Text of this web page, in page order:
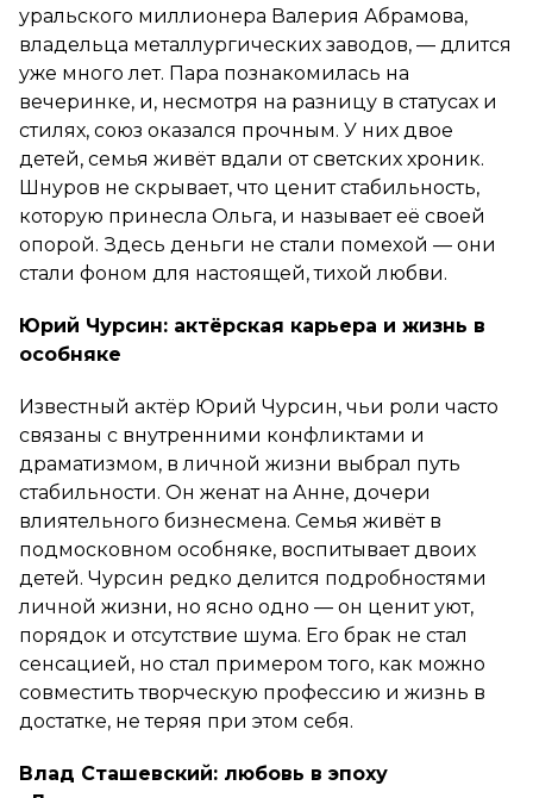
уральского миллионера Валерия Абрамова,
владельца металлургических заводов, — длится
уже много лет. Пара познакомилась на
вечеринке, и, несмотря на разницу в статусах и
стилях, союз оказался прочным. У них двое
детей, семья живёт вдали от светских хроник.
Шнуров не скрывает, что ценит стабильность,
которую принесла Ольга, и называет её своей
опорой. Здесь деньги не стали помехой — они
стали фоном для настоящей, тихой любви.
Юрий Чурсин: актёрская карьера и жизнь в
особняке
Известный актёр Юрий Чурсин, чьи роли часто
связаны с внутренними конфликтами и
драматизмом, в личной жизни выбрал путь
стабильности. Он женат на Анне, дочери
влиятельного бизнесмена. Семья живёт в
подмосковном особняке, воспитывает двоих
детей. Чурсин редко делится подробностями
личной жизни, но ясно одно — он ценит уют,
порядок и отсутствие шума. Его брак не стал
сенсацией, но стал примером того, как можно
совместить творческую профессию и жизнь в
достатке, не теряя при этом себя.
Влад Сташевский: любовь в эпоху